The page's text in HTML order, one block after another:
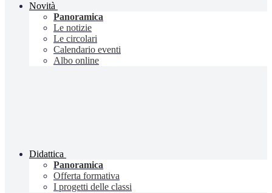
Novità
Panoramica
Le notizie
Le circolari
Calendario eventi
Albo online
Didattica
Panoramica
Offerta formativa
I progetti delle classi